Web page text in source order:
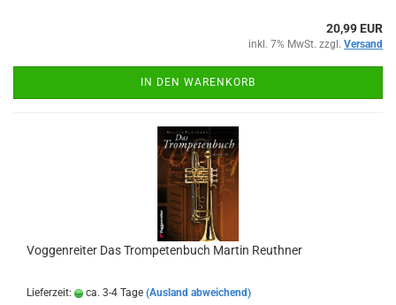
20,99 EUR
inkl. 7% MwSt. zzgl. Versand
IN DEN WARENKORB
Voggenreiter Das Trompetenbuch Martin Reuthner
Lieferzeit: ca. 3-4 Tage (Ausland abweichend)